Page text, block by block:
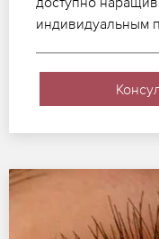
индивидуальным